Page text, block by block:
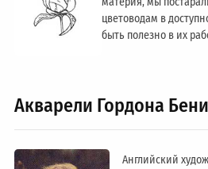
цветоводам в
быть полезно в их
Акварели Гордона
Английский